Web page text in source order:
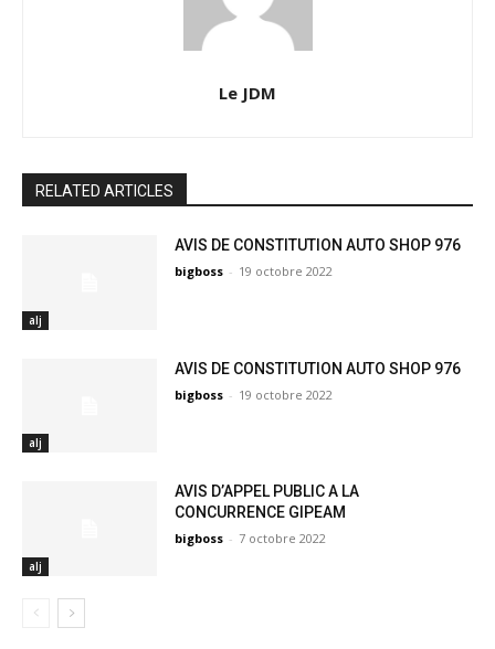
Le JDM
RELATED ARTICLES
alj
AVIS DE CONSTITUTION AUTO SHOP 976
bigboss - 19 octobre 2022
alj
AVIS DE CONSTITUTION AUTO SHOP 976
bigboss - 19 octobre 2022
alj
AVIS D’APPEL PUBLIC A LA
CONCURRENCE GIPEAM
bigboss - 7 octobre 2022